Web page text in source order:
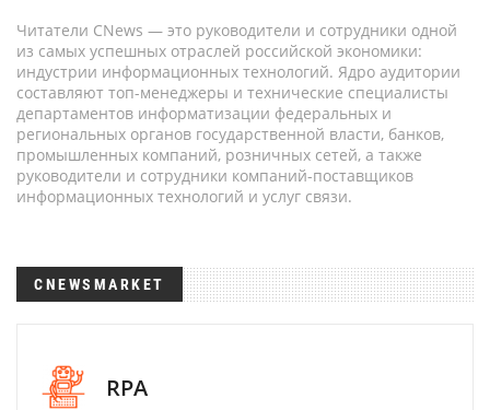
Читатели CNews — это руководители и сотрудники одной
из самых успешных отраслей российской экономики:
индустрии информационных технологий. Ядро аудитории
составляют топ-менеджеры и технические специалисты
департаментов информатизации федеральных и
региональных органов государственной власти, банков,
промышленных компаний, розничных сетей, а также
руководители и сотрудники компаний-поставщиков
информационных технологий и услуг связи.
CNEWSMARKET
RPA